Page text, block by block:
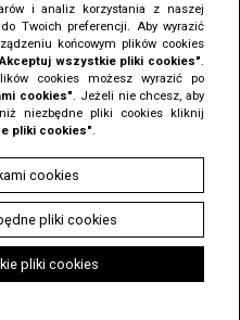
i analiz korzystania z naszej
Twoich preferencji. Aby wyrazić
końcowym plików cookies
wszystkie pliki cookies"
cookies możesz wyrazić po
cookies" . Jeżeli nie chcesz, aby
niezbędne pliki cookies kliknij
pliki cookies"
cookies
pliki cookies
pliki cookies